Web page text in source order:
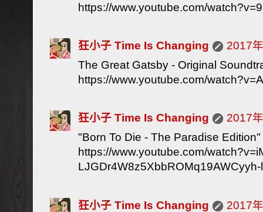
https://www.youtube.com/
狂小子 Time Is Changing
2017
The Great Gatsby - Original
https://www.youtube.com/
狂小子 Time Is Changing
2017
"Born To Die - The Paradise Edition"
https://www.youtube.com/
LJGDr4W8z5XbbROMq19AWCyyh-
狂小子 Time Is Changing
2017